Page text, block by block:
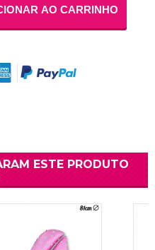
AO CARRINHO
ESTE PRODUTO